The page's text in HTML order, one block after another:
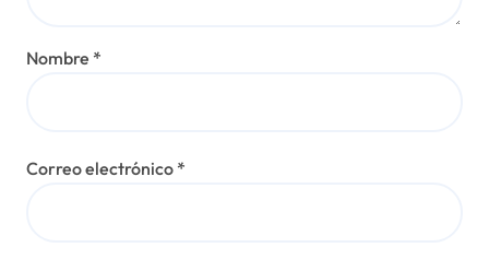
Nombre *
Correo electrónico *